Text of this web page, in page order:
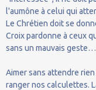
l'aumône à celui qui
Le Chrétien doit se
Croix pardonne à ceux
sans un mauvais geste…
Aimer sans attendre
ranger nos calculettes.